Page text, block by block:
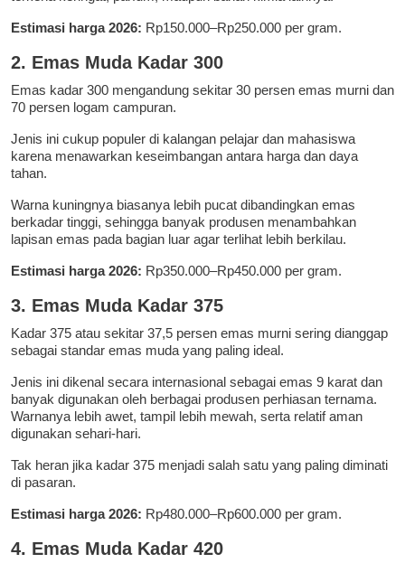
Estimasi harga 2026: Rp150.000–Rp250.000 per gram.
2. Emas Muda Kadar 300
Emas kadar 300 mengandung sekitar 30 persen emas murni dan
70 persen logam campuran.
Jenis ini cukup populer di kalangan pelajar dan mahasiswa
karena menawarkan keseimbangan antara harga dan daya
tahan.
Warna kuningnya biasanya lebih pucat dibandingkan emas
berkadar tinggi, sehingga banyak produsen menambahkan
lapisan emas pada bagian luar agar terlihat lebih berkilau.
Estimasi harga 2026: Rp350.000–Rp450.000 per gram.
3. Emas Muda Kadar 375
Kadar 375 atau sekitar 37,5 persen emas murni sering dianggap
sebagai standar emas muda yang paling ideal.
Jenis ini dikenal secara internasional sebagai emas 9 karat dan
banyak digunakan oleh berbagai produsen perhiasan ternama.
Warnanya lebih awet, tampil lebih mewah, serta relatif aman
digunakan sehari-hari.
Tak heran jika kadar 375 menjadi salah satu yang paling diminati
di pasaran.
Estimasi harga 2026: Rp480.000–Rp600.000 per gram.
4. Emas Muda Kadar 420